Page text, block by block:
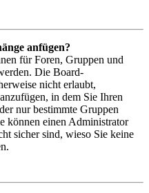
anfügen?
für Foren, Gruppen und
Die Board-
nicht erlaubt,
in dem Sie Ihren
nur bestimmte Gruppen
können einen Administrator
sicher sind, wieso Sie keine